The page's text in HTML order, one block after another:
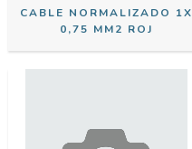
CABLE NORMALIZADO 1X
0,75 MM2 ROJ